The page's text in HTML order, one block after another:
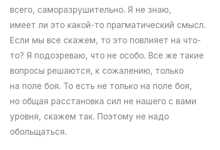
всего, саморазрушительно. Я не знаю,
имеет ли это какой-то прагматический смысл.
Если мы все скажем, то это повлияет на что-
то? Я подозреваю, что не особо. Все же такие
вопросы решаются, к сожалению, только
на поле боя. То есть не только на поле боя,
но общая расстановка сил не нашего с вами
уровня, скажем так. Поэтому не надо
обольщаться.